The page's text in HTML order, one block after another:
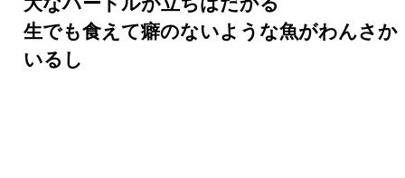
生でも食えて癖のないような魚がわんさか
いるし